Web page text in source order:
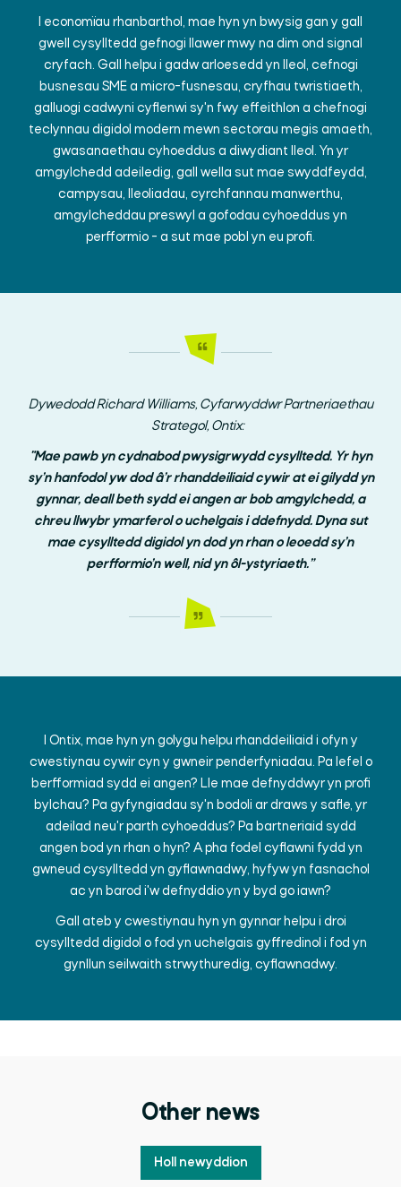
I economïau rhanbarthol, mae hyn yn bwysig gan y gall
gwell cysylltedd gefnogi llawer mwy na dim ond signal
cryfach. Gall helpu i gadw arloesedd yn lleol, cefnogi
busnesau SME a micro-fusnesau, cryfhau twristiaeth,
galluogi cadwyni cyflenwi sy'n fwy effeithlon a chefnogi
teclynnau digidol modern mewn sectorau megis amaeth,
gwasanaethau cyhoeddus a diwydiant lleol. Yn yr
amgylchedd adeiledig, gall wella sut mae swyddfeydd,
campysau, lleoliadau, cyrchfannau manwerthu,
amgylcheddau preswyl a gofodau cyhoeddus yn
perfformio - a sut mae pobl yn eu profi.
Dywedodd Richard Williams, Cyfarwyddwr Partneriaethau
Strategol, Ontix:
"Mae pawb yn cydnabod pwysigrwydd cysylltedd. Yr hyn
sy’n hanfodol yw dod â’r rhanddeiliaid cywir at ei gilydd yn
gynnar, deall beth sydd ei angen ar bob amgylchedd, a
chreu llwybr ymarferol o uchelgais i ddefnydd. Dyna sut
mae cysylltedd digidol yn dod yn rhan o leoedd sy’n
perfformio’n well, nid yn ôl-ystyriaeth.”
I Ontix, mae hyn yn golygu helpu rhanddeiliaid i ofyn y
cwestiynau cywir cyn y gwneir penderfyniadau. Pa lefel o
berfformiad sydd ei angen? Lle mae defnyddwyr yn profi
bylchau? Pa gyfyngiadau sy'n bodoli ar draws y safle, yr
adeilad neu'r parth cyhoeddus? Pa bartneriaid sydd
angen bod yn rhan o hyn? A pha fodel cyflawni fydd yn
gwneud cysylltedd yn gyflawnadwy, hyfyw yn fasnachol
ac yn barod i'w defnyddio yn y byd go iawn?
Gall ateb y cwestiynau hyn yn gynnar helpu i droi
cysylltedd digidol o fod yn uchelgais gyffredinol i fod yn
gynllun seilwaith strwythuredig, cyflawnadwy.
Other news
Holl newyddion